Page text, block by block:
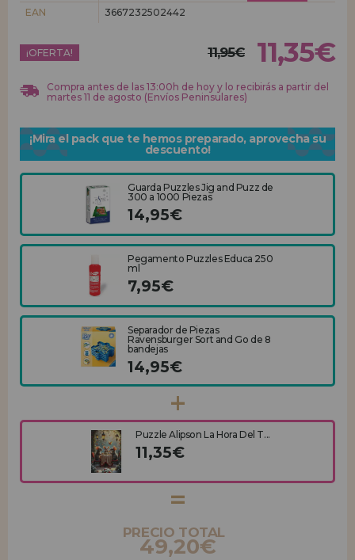
EAN
3667232502442
¡OFERTA! 11,95€ 11,35€
Compra antes de las 13:00h de hoy y lo recibirás a partir del
martes 11 de agosto (Envíos Peninsulares)
¡Mira el pack que te hemos preparado, aprovecha su
descuento!
Guarda Puzzles Jig and Puzz de
300 a 1000 Piezas
14,95€
Pegamento Puzzles Educa 250
ml
7,95€
Separador de Piezas
Ravensburger Sort and Go de 8
bandejas
14,95€
Puzzle Alipson La Hora Del T...
11,35€
PRECIO TOTAL
49,20€